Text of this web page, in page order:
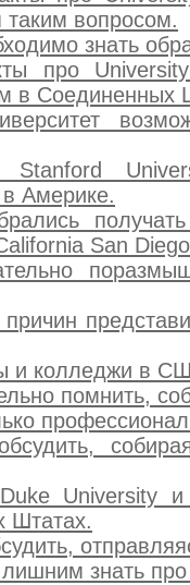
таким вопросом.
знать
про
в Соединенных
Stanford
Америке.
San
и колледжи в
помнить,
University и
Штатах.
знать